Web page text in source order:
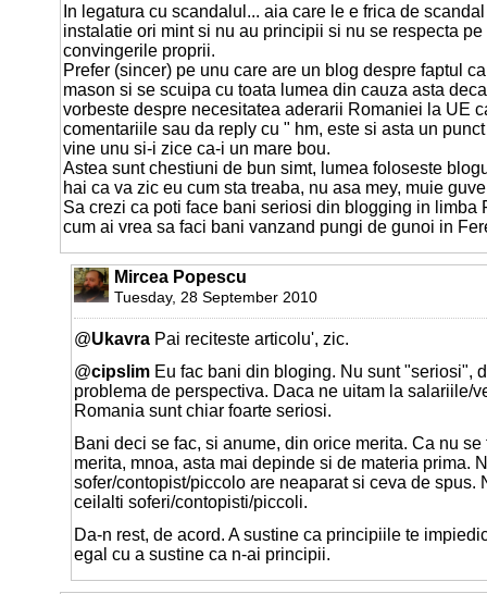
In legatura cu scandalul... aia care le e frica de
instalatie ori mint si nu au principii si nu se respecta
convingerile proprii.
Prefer (sincer) pe unu care are un blog despre faptul
mason si se scuipa cu toata lumea din cauza asta
vorbeste despre necesitatea aderarii Romaniei la UE
comentariile sau da reply cu " hm, este si asta un
vine unu si-i zice ca-i un mare bou.
Astea sunt chestiuni de bun simt, lumea foloseste
hai ca va zic eu cum sta treaba, nu asa mey, muie
Sa crezi ca poti face bani seriosi din blogging in limba
cum ai vrea sa faci bani vanzand pungi de gunoi in
Mircea Popescu
Tuesday, 28 September 2010
@Ukavra Pai reciteste articolu', zic.
@cipslim Eu fac bani din bloging. Nu sunt "seriosi",
problema de perspectiva. Daca ne uitam la salariile/
Romania sunt chiar foarte seriosi.
Bani deci se fac, si anume, din orice merita. Ca nu
merita, mnoa, asta mai depinde si de materia prima.
sofer/contopist/piccolo are neaparat si ceva de spus.
ceilalti soferi/contopisti/piccoli.
Da-n rest, de acord. A sustine ca principiile te
egal cu a sustine ca n-ai principii.